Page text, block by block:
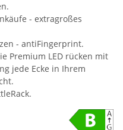
- extragroßes
- antiFingerprint.
Premium LED rücken mit
jede Ecke in Ihrem